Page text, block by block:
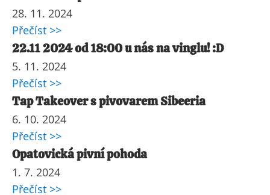
28. 11. 2024
Přečíst >>
22.11 2024 od 18:00 u nás na vinglu! :D
5. 11. 2024
Přečíst >>
Tap Takeover s pivovarem Sibeeria
6. 10. 2024
Přečíst >>
Opatovická pivní pohoda
1. 7. 2024
Přečíst >>